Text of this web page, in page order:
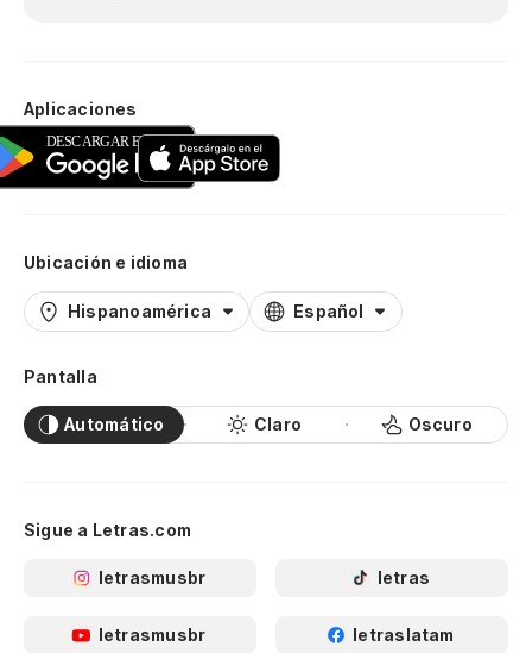
Aplicaciones
Ubicación e idioma
Hispanoamérica Español
Pantalla
Automático Claro Oscuro
Sigue a Letras.com
letrasmusbr letras
letrasmusbr letraslatam